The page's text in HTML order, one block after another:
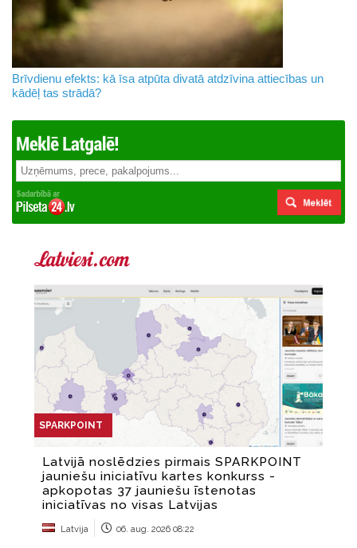
Brīvdienu efekts: kā īsa atpūta divatā atdzīvina attiecības un
kādēļ tas strādā?